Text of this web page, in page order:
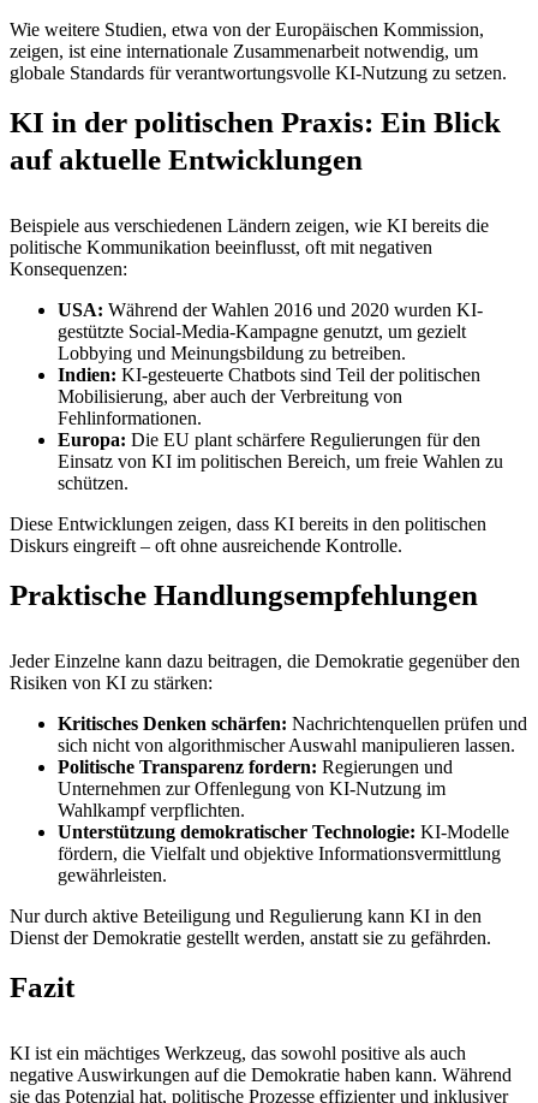
Wie weitere Studien, etwa von der Europäischen Kommission,
zeigen, ist eine internationale Zusammenarbeit notwendig, um
globale Standards für verantwortungsvolle KI-Nutzung zu setzen.
KI in der politischen Praxis: Ein Blick
auf aktuelle Entwicklungen
Beispiele aus verschiedenen Ländern zeigen, wie KI bereits die
politische Kommunikation beeinflusst, oft mit negativen
Konsequenzen:
USA: Während der Wahlen 2016 und 2020 wurden KI-
gestützte Social-Media-Kampagne genutzt, um gezielt
Lobbying und Meinungsbildung zu betreiben.
Indien: KI-gesteuerte Chatbots sind Teil der politischen
Mobilisierung, aber auch der Verbreitung von
Fehlinformationen.
Europa: Die EU plant schärfere Regulierungen für den
Einsatz von KI im politischen Bereich, um freie Wahlen zu
schützen.
Diese Entwicklungen zeigen, dass KI bereits in den politischen
Diskurs eingreift – oft ohne ausreichende Kontrolle.
Praktische Handlungsempfehlungen
Jeder Einzelne kann dazu beitragen, die Demokratie gegenüber den
Risiken von KI zu stärken:
Kritisches Denken schärfen: Nachrichtenquellen prüfen und
sich nicht von algorithmischer Auswahl manipulieren lassen.
Politische Transparenz fordern: Regierungen und
Unternehmen zur Offenlegung von KI-Nutzung im
Wahlkampf verpflichten.
Unterstützung demokratischer Technologie: KI-Modelle
fördern, die Vielfalt und objektive Informationsvermittlung
gewährleisten.
Nur durch aktive Beteiligung und Regulierung kann KI in den
Dienst der Demokratie gestellt werden, anstatt sie zu gefährden.
Fazit
KI ist ein mächtiges Werkzeug, das sowohl positive als auch
negative Auswirkungen auf die Demokratie haben kann. Während
sie das Potenzial hat, politische Prozesse effizienter und inklusiver